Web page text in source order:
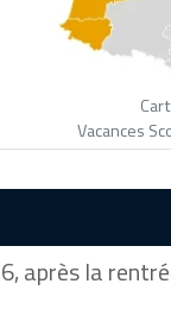
Vacances
après la